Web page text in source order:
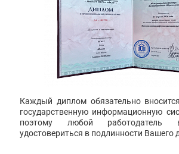
Каждый диплом обязательно
государственную информационную
поэтому любой работодатель
удостовериться в подлинности Вашего